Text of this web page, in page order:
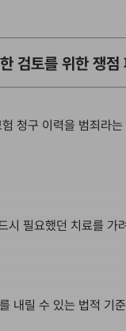
검토를 위한 쟁점
청구 이력을 범죄라
필요했던 치료를 가
내릴 수 있는 법적 기